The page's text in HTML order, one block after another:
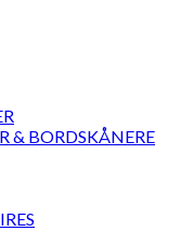
& BORDSKÅNERE